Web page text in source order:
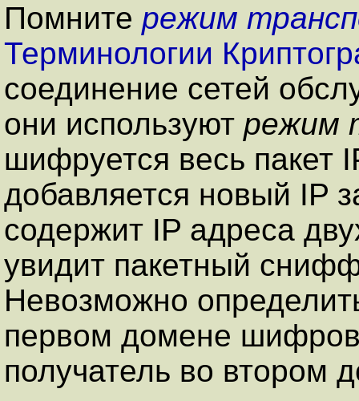
Помните режим
Терминологии
соединение сетей
они используют режим
шифруется весь пакет
добавляется новый IP
содержит IP адреса
увидит пакетный
Невозможно
первом домене
получатель во втором